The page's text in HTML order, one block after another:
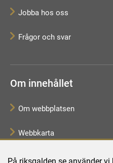
Jobba hos oss
Frågor och svar
Om innehållet
Om webbplatsen
Webbkarta
Tillgänglighetsredogörelse